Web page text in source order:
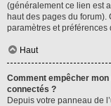
(généralement ce lien est
haut des pages du
paramètres et préférences
Haut
Comment empêcher
connectés ?
Depuis votre panneau de